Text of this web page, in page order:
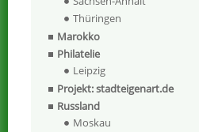
Thüringen
Marokko
Philatelie
Leipzig
Projekt: stadteigenart.de
Russland
Moskau